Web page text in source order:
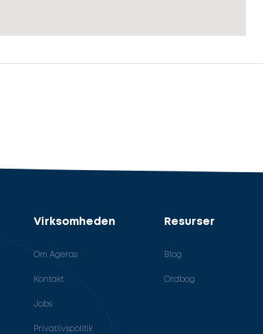
Virksomheden
Om Ageras
Kontakt
Jobs
Privatlivspolitik
Resurser
Blog
Ordbog